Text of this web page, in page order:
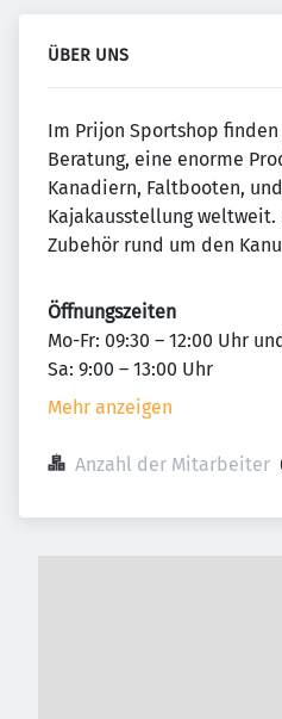
ÜBER UNS
Im Prijon Sportshop
Beratung, eine enorme
Kanadiern, Faltbooten,
Kajakausstellung weltweit.
Zubehör rund um den
Öffnungszeiten
Mo-Fr: 09:30 – 12:00 Uhr
Sa: 9:00 – 13:00 Uhr
Mehr anzeigen
Anzahl der Mitarbeiter